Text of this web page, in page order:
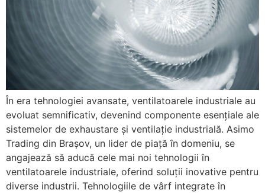
În era tehnologiei avansate, ventilatoarele industriale au
evoluat semnificativ, devenind componente esențiale ale
sistemelor de exhaustare și ventilație industrială. Asimo
Trading din Brașov, un lider de piață în domeniu, se
angajează să aducă cele mai noi tehnologii în
ventilatoarele industriale, oferind soluții inovative pentru
diverse industrii. Tehnologiile de vârf integrate în